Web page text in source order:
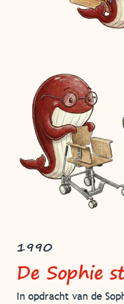
1990
De Sophie
In opdracht van de